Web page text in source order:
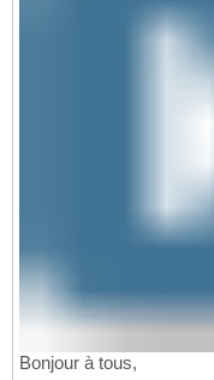
Bonjour à tous,